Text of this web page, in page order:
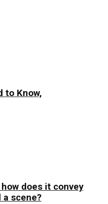
to Know,
does it convey
scene?